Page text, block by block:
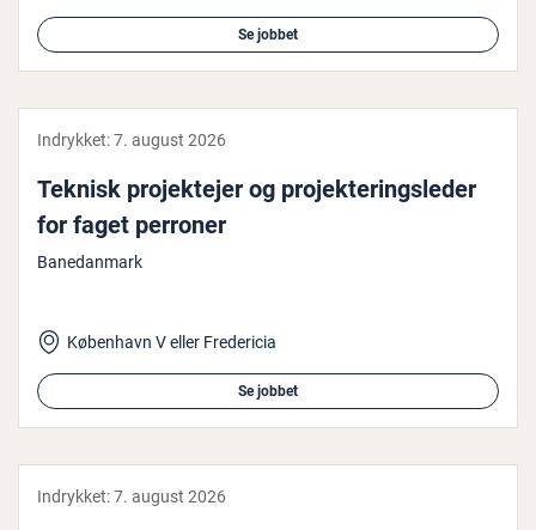
Se jobbet
Indrykket:7. august 2026
Teknisk pro­jek­te­jer og pro­jek­te­rings­le­der
for faget perroner
Banedanmark
København V eller Fredericia
Se jobbet
Indrykket:7. august 2026